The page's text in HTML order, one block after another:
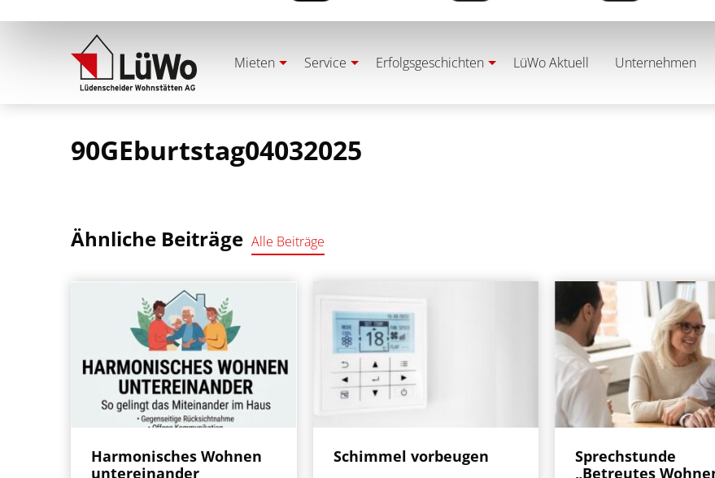
Mieten Service Erfolgsgeschichten LüWo Aktuell Unternehmen
90GEburtstag04032025
Ähnliche Beiträge Alle Beiträge
Harmonisches Wohnen
untereinander
Schimmel vorbeugen
Sprechstunde
„Betreutes